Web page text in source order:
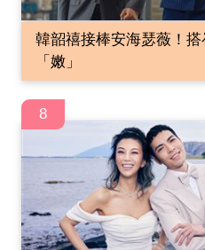
韓韶禧接棒安海瑟薇！
「嫩」
8